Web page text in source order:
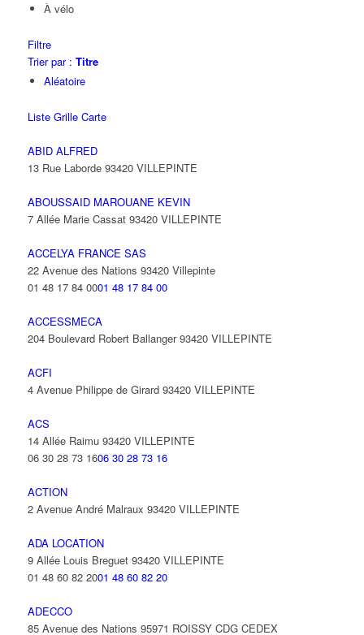
À vélo
Filtre
Trier par : Titre
Aléatoire
Liste Grille Carte
ABID ALFRED
13 Rue Laborde 93420 VILLEPINTE
ABOUSSAID MAROUANE KEVIN
7 Allée Marie Cassat 93420 VILLEPINTE
ACCELYA FRANCE SAS
22 Avenue des Nations 93420 Villepinte
01 48 17 84 0001 48 17 84 00
ACCESSMECA
204 Boulevard Robert Ballanger 93420 VILLEPINTE
ACFI
4 Avenue Philippe de Girard 93420 VILLEPINTE
ACS
14 Allée Raimu 93420 VILLEPINTE
06 30 28 73 1606 30 28 73 16
ACTION
2 Avenue André Malraux 93420 VILLEPINTE
ADA LOCATION
9 Allée Louis Breguet 93420 VILLEPINTE
01 48 60 82 2001 48 60 82 20
ADECCO
85 Avenue des Nations 95971 ROISSY CDG CEDEX